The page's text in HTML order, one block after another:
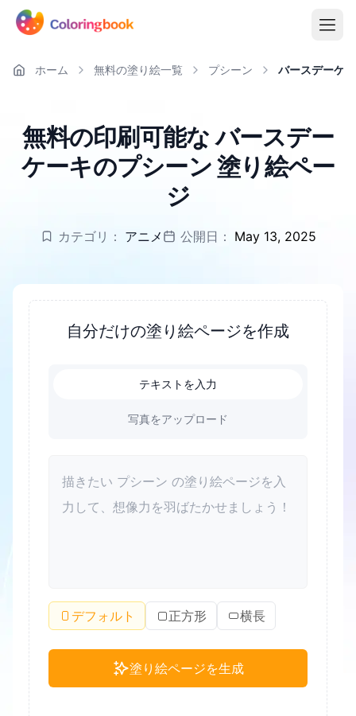
ホーム 無料の塗り絵一覧 プシーン バースデーケ
無料の印刷可能な バースデー
ケーキのプシーン 塗り絵ペー
ジ
カテゴリ： アニメ 公開日： May 13, 2025
自分だけの塗り絵ページを作成
テキストを入力
写真をアップロード
デフォルト 正方形 横長
塗り絵ページを生成